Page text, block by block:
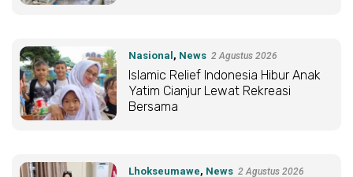
Nasional , News 2 Agustus 2026
Islamic Relief Indonesia Hibur Anak
Yatim Cianjur Lewat Rekreasi
Bersama
Lhokseumawe, News 2 Agustus 2026